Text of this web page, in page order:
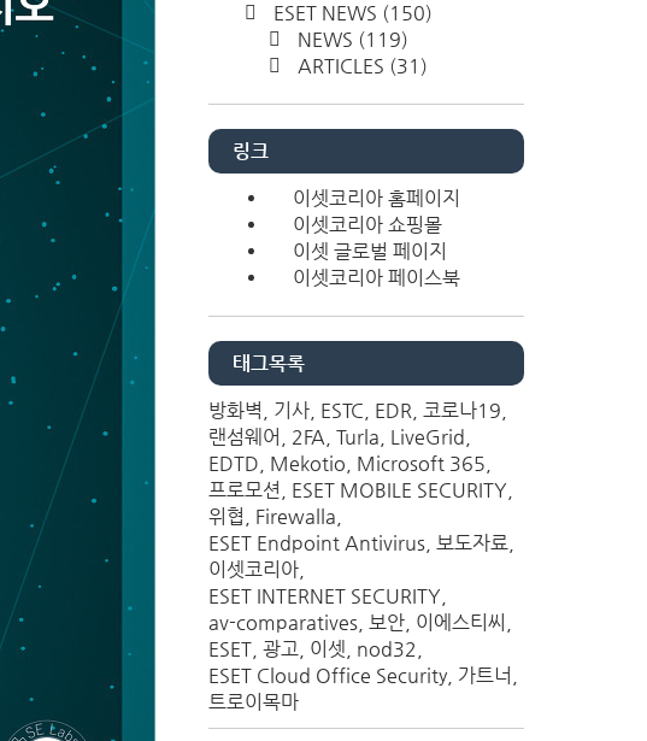
ESET NEWS (150)
NEWS (119)
ARTICLES (31)
링크
이셋코리아 홈페이지
이셋코리아 쇼핑몰
이셋 글로벌 페이지
이셋코리아 페이스북
태그목록
방화벽 기사 ESTC EDR 코로나19
랜섬웨어
2FA Turla LiveGrid
EDTD Mekotio Microsoft 365
프로모션
ESET MOBILE SECURITY
위협
Firewalla
ESET Endpoint Antivirus 보도자료
이셋코리아
ESET INTERNET SECURITY
av-comparatives 보안 이에스티씨
ESET 광고 이셋 nod32
ESET Cloud Office Security 가트너
트로이목마